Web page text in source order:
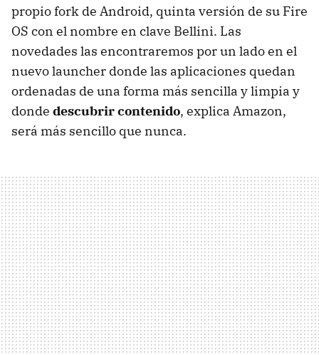
propio fork de Android, quinta versión de su Fire
OS con el nombre en clave Bellini. Las
novedades las encontraremos por un lado en el
nuevo launcher donde las aplicaciones quedan
ordenadas de una forma más sencilla y limpia y
donde descubrir contenido, explica Amazon,
será más sencillo que nunca.